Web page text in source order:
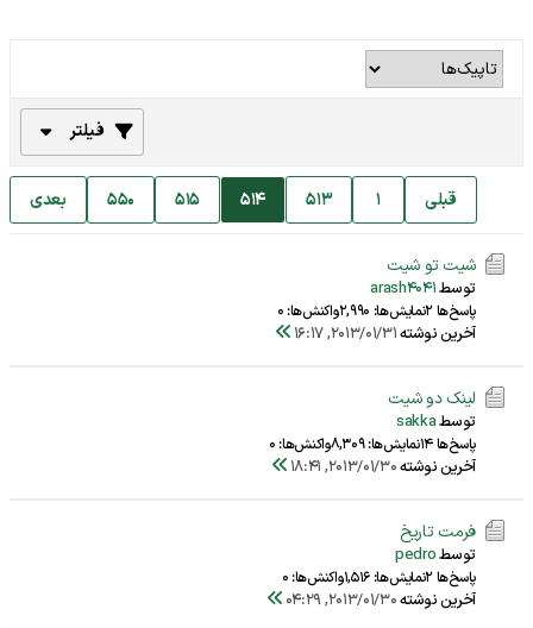
فیلتر
قبلی 1
513
514
515
550 بعدی
شیت تو شیت
توسطarash4041
پاسخ‌ها 2 نمایش‌ها: 2,990 واکنش‌ها: 0
آخرین نوشته2013/01/31, 16:17
لینک دو شیت
توسطsakka
پاسخ‌ها 14 نمایش‌ها: 8,309 واکنش‌ها: 0
آخرین نوشته2013/01/30, 18:41
فرمت تاریخ
توسطpedro
پاسخ‌ها 2 نمایش‌ها: 1,516 واکنش‌ها: 0
آخرین نوشته2013/01/30, 04:29